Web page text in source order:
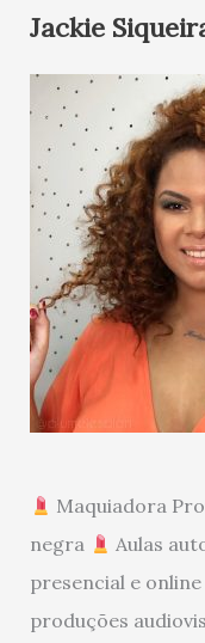
Jackie
Maquiadora
negra
Aulas
presencial e online
produções